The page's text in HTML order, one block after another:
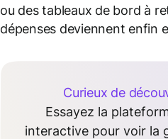
ou des tableaux de bord à
dépenses deviennent enfin
Curieux de
Essayez la
interactive pour voir la